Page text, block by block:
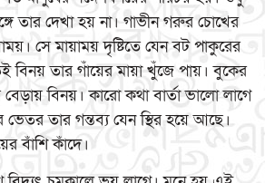
তার দেখা হয় না। গাভীন গরুর চোখের
সে মায়াময় দৃষ্টিতে যেন বট পাকুরের
বিনয় তার গাঁয়ের মায়া খুঁজে পায়। বুকের
বেড়ায় বিনয়। কারো কথা বার্তা ভালো লাগে
ভেতর তার গন্তব্য যেন স্থির হয়ে আছে।
বাঁশি কাঁদে।